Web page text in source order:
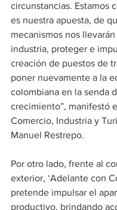
circunstancias. Estamos
es nuestra apuesta, de
mecanismos nos
industria, proteger e
creación de puestos de
poner nuevamente a la
colombiana en la senda
crecimiento”, manifestó
Comercio, Industria y
Manuel Restrepo.
Por otro lado, frente al
exterior, ‘Adelante con
pretende impulsar el
productivo, brindando